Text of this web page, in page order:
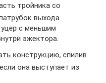
тройника со
выхода
с меньшим
эжектора.
конструкцию, спилив
она выступает из